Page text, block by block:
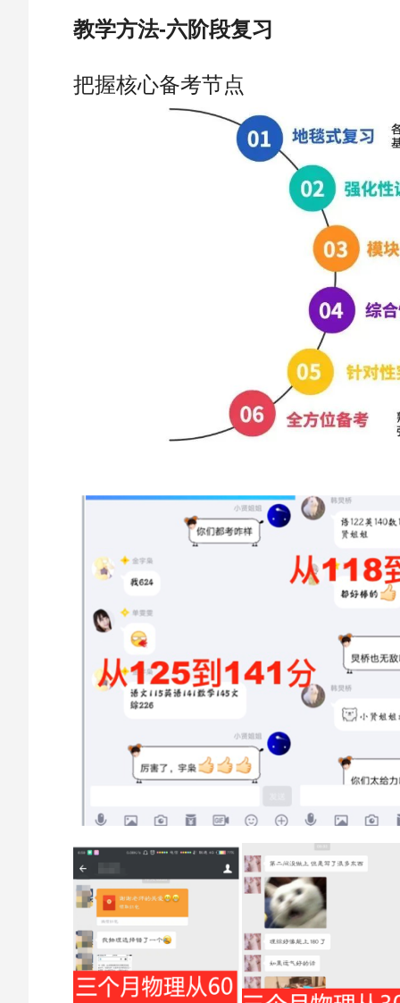
教学方法-六阶段复习
把握核心备考节点